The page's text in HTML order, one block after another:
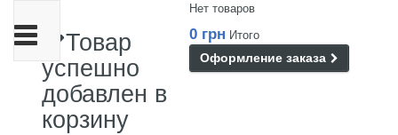
Нет товаров
0 грн Итого
Оформление заказа
Товар
успешно
добавлен в
корзину
Переключить
навигации